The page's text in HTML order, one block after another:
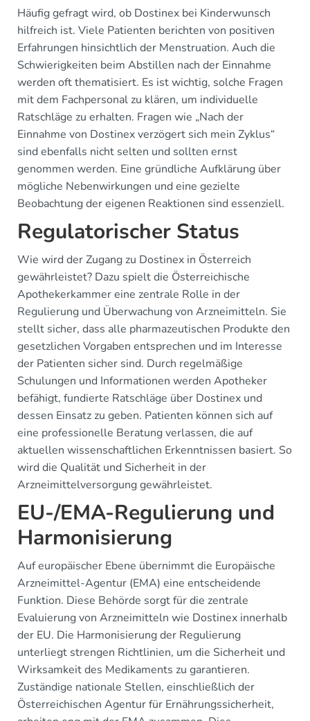
Häufig gefragt wird, ob Dostinex bei Kinderwunsch
hilfreich ist. Viele Patienten berichten von positiven
Erfahrungen hinsichtlich der Menstruation. Auch die
Schwierigkeiten beim Abstillen nach der Einnahme
werden oft thematisiert. Es ist wichtig, solche Fragen
mit dem Fachpersonal zu klären, um individuelle
Ratschläge zu erhalten. Fragen wie „Nach der
Einnahme von Dostinex verzögert sich mein Zyklus“
sind ebenfalls nicht selten und sollten ernst
genommen werden. Eine gründliche Aufklärung über
mögliche Nebenwirkungen und eine gezielte
Beobachtung der eigenen Reaktionen sind essenziell.
Regulatorischer Status
Wie wird der Zugang zu Dostinex in Österreich
gewährleistet? Dazu spielt die Österreichische
Apothekerkammer eine zentrale Rolle in der
Regulierung und Überwachung von Arzneimitteln. Sie
stellt sicher, dass alle pharmazeutischen Produkte den
gesetzlichen Vorgaben entsprechen und im Interesse
der Patienten sicher sind. Durch regelmäßige
Schulungen und Informationen werden Apotheker
befähigt, fundierte Ratschläge über Dostinex und
dessen Einsatz zu geben. Patienten können sich auf
eine professionelle Beratung verlassen, die auf
aktuellen wissenschaftlichen Erkenntnissen basiert. So
wird die Qualität und Sicherheit in der
Arzneimittelversorgung gewährleistet.
EU-/EMA-Regulierung und
Harmonisierung
Auf europäischer Ebene übernimmt die Europäische
Arzneimittel-Agentur (EMA) eine entscheidende
Funktion. Diese Behörde sorgt für die zentrale
Evaluierung von Arzneimitteln wie Dostinex innerhalb
der EU. Die Harmonisierung der Regulierung
unterliegt strengen Richtlinien, um die Sicherheit und
Wirksamkeit des Medikaments zu garantieren.
Zuständige nationale Stellen, einschließlich der
Österreichischen Agentur für Ernährungssicherheit,